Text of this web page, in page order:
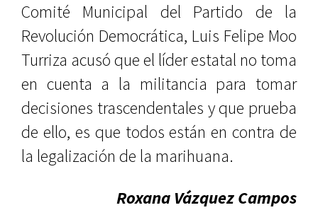
Comité Municipal del Partido de la
Revolución Democrática, Luis Felipe Moo
Turriza acusó que el líder estatal no toma
en cuenta a la militancia para tomar
decisiones trascendentales y que prueba
de ello, es que todos están en contra de
la legalización de la marihuana.
Roxana Vázquez Campos